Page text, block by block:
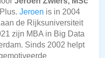
Jeroen is in 2004
de Rijksuniversiteit
zijn MBA in Big Data
Sinds 2002 helpt